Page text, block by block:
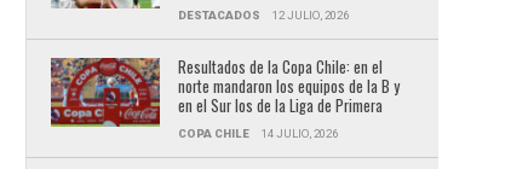
DESTACADOS 12 JULIO, 2026
Resultados de la Copa Chile: en el
norte mandaron los equipos de la B y
en el Sur los de la Liga de Primera
COPA CHILE 14 JULIO, 2026